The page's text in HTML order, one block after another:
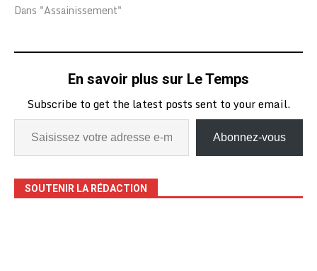
communication
municipal portant
gestion des déchets
cas dans d’autres
quartiers précédemment,
la délégation a eu des
échanges le 12…
Dans "Assainissement"
En savoir plus sur Le Temps
Subscribe to get the latest posts sent to your email.
Abonnez-vous
SOUTENIR LA RÉDACTION